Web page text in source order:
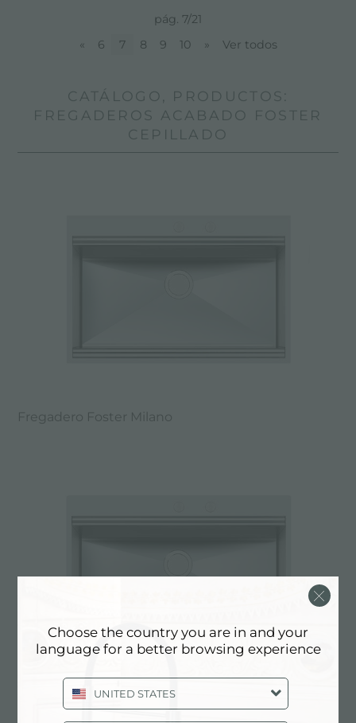
pág. 7/21
«
6 7 8 9 10 » Ver todos
CATÁLOGO, PRODUCTOS:
FREGADEROS ACABADO FOSTER
CEPILLADO
Fregadero Foster Milano
Fregadero Foster Milano
Choose the country you are in and your
language for a better browsing experience
UNITED STATES